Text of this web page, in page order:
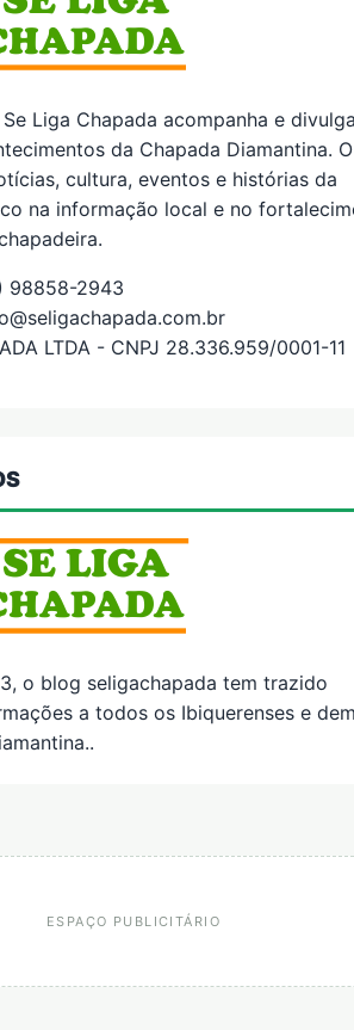
Liga Chapada acompanha e
da Chapada Diamantina. O
cultura, eventos e histórias da
na informação local e no
98858-2943
LTDA - CNPJ 28.336.959/0001-11
o blog seligachapada tem trazido
a todos os Ibiquerenses e
ESPAÇO PUBLICITÁRIO